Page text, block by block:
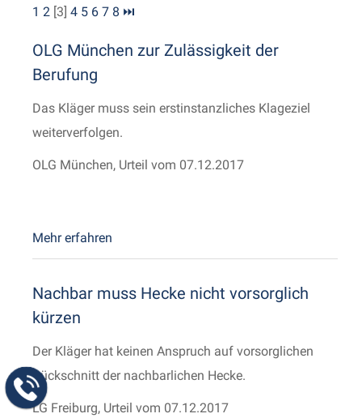
1 2 [3] 4 5 6 7 8 ⏭
OLG München zur Zulässigkeit der
Berufung
Das Kläger muss sein erstinstanzliches Klageziel
weiterverfolgen.
OLG München, Urteil vom 07.12.2017
Mehr erfahren
Nachbar muss Hecke nicht vorsorglich
kürzen
Der Kläger hat keinen Anspruch auf vorsorglichen
Rückschnitt der nachbarlichen Hecke.
LG Freiburg, Urteil vom 07.12.2017